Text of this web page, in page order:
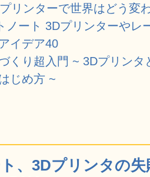
リンターで世界はどう変
ノート 3Dプリンターやレ
イデア40
くり超入門 ~ 3Dプリン
じめ方 ~
、3Dプリンタの